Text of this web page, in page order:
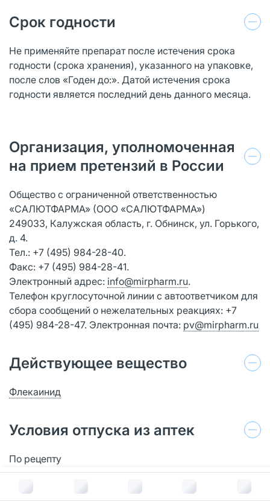
В корзину за2 330
Срок годности
Не применяйте препарат после истечения срока
годности (срока хранения), указанного на упаковке,
после слов «Годен до:». Датой истечения срока
годности является последний день данного месяца.
Организация, уполномоченная
на прием претензий в России
Общество с ограниченной ответственностью
«САЛЮТФАРМА» (ООО «САЛЮТФАРМА»)
249033, Калужская область, г. Обнинск, ул. Горького,
д. 4.
Тел.: +7 (495) 984-28-40.
Факс: +7 (495) 984-28-41.
Электронный адрес: info@mirpharm.ru.
Телефон круглосуточной линии с автоответчиком для
сбора сообщений о нежелательных реакциях: +7
(495) 984-28-47. Электронная почта: pv@mirpharm.ru
Действующее вещество
Флекаинид
Условия отпуска из аптек
По рецепту
Информация в